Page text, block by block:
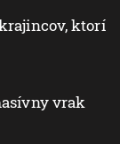
ktorí
vrak